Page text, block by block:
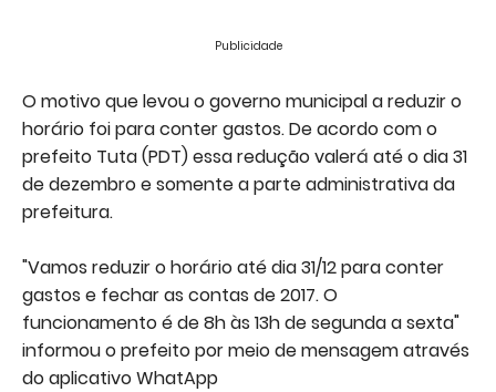
Publicidade
O motivo que levou o governo municipal a reduzir o
horário foi para conter gastos. De acordo com o
prefeito Tuta (PDT) essa redução valerá até o dia 31
de dezembro e somente a parte administrativa da
prefeitura.
"Vamos reduzir o horário até dia 31/12 para conter
gastos e fechar as contas de 2017. O
funcionamento é de 8h às 13h de segunda a sexta"
informou o prefeito por meio de mensagem através
do aplicativo WhatApp